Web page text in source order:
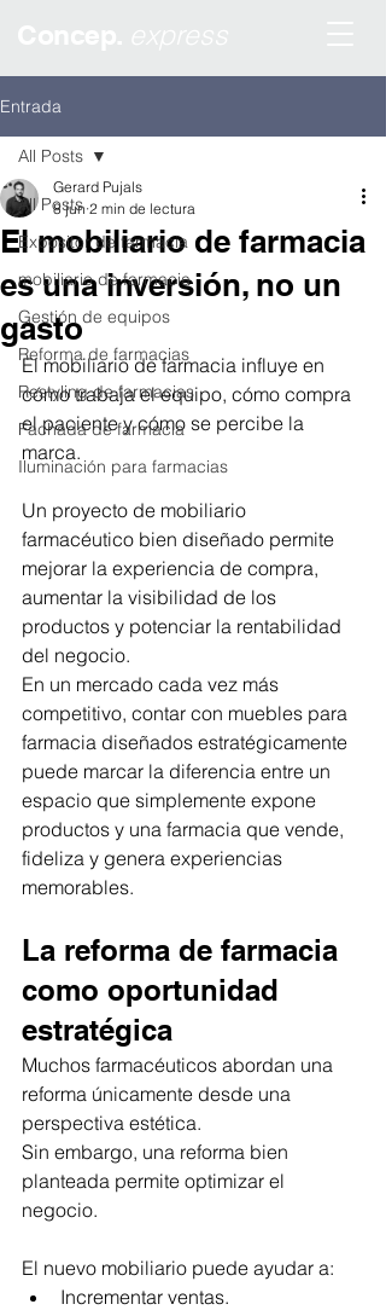
Entrada
All Posts
Expositor de farmacia
mobiliario de farmacia
Gestión de equipos
Reforma de farmacias
Restyling de farmacias
Fachada de farmacia
Iluminación para farmacias
All Posts
El mobiliario de farmacia
es una inversión, no un
gasto
Gerard Pujals
8 jun 2 min de lectura
El mobiliario de farmacia influye en
cómo trabaja el equipo, cómo compra
el paciente y cómo se percibe la
marca.
Un proyecto de mobiliario
farmacéutico bien diseñado permite
mejorar la experiencia de compra,
aumentar la visibilidad de los
productos y potenciar la rentabilidad
del negocio.
En un mercado cada vez más
competitivo, contar con muebles para
farmacia diseñados estratégicamente
puede marcar la diferencia entre un
espacio que simplemente expone
productos y una farmacia que vende,
fideliza y genera experiencias
memorables.
La reforma de farmacia
como oportunidad
estratégica
Muchos farmacéuticos abordan una
reforma únicamente desde una
perspectiva estética.
Sin embargo, una reforma bien
planteada permite optimizar el
negocio.
El nuevo mobiliario puede ayudar a:
Incrementar ventas.